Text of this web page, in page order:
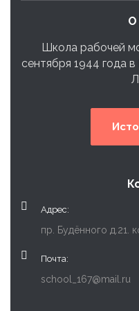
О
Школа рабочей
сентября 1944 года
Адрес:
пр. Будённого д.21.
Почта:
school_167@mail.ru